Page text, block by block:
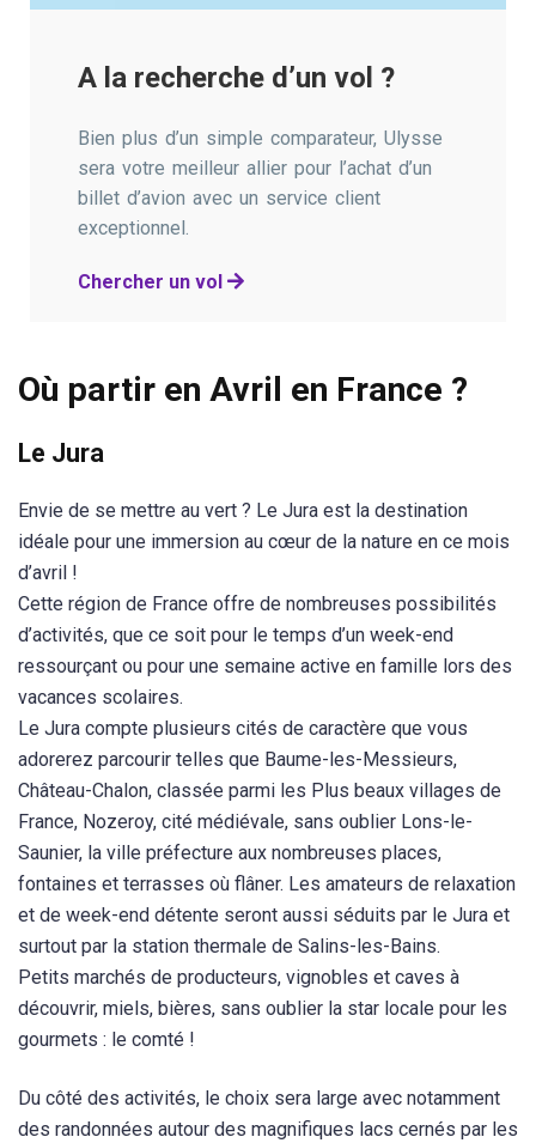
A la recherche d’un vol ?
Bien plus d’un simple comparateur, Ulysse
sera votre meilleur allier pour l’achat d’un
billet d’avion avec un service client
exceptionnel.
Chercher un vol
Où partir en Avril en France ?
Le Jura
Envie de se mettre au vert ? Le Jura est la destination
idéale pour une immersion au cœur de la nature en ce mois
d’avril !
Cette région de France offre de nombreuses possibilités
d’activités, que ce soit pour le temps d’un week-end
ressourçant ou pour une semaine active en famille lors des
vacances scolaires.
Le Jura compte plusieurs cités de caractère que vous
adorerez parcourir telles que Baume-les-Messieurs,
Château-Chalon, classée parmi les Plus beaux villages de
France, Nozeroy, cité médiévale, sans oublier Lons-le-
Saunier, la ville préfecture aux nombreuses places,
fontaines et terrasses où flâner. Les amateurs de relaxation
et de week-end détente seront aussi séduits par le Jura et
surtout par la station thermale de Salins-les-Bains.
Petits marchés de producteurs, vignobles et caves à
découvrir, miels, bières, sans oublier la star locale pour les
gourmets : le comté !
Du côté des activités, le choix sera large avec notamment
des randonnées autour des magnifiques lacs cernés par les